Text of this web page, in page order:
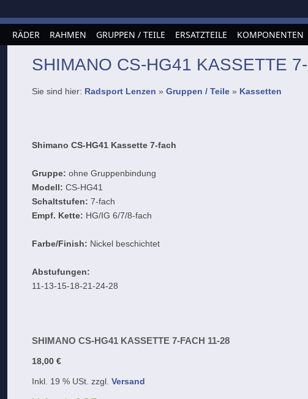
RÄDER
RAHMEN GRUPPEN / TEILE ERSATZTEILE KOMPONENTEN
SHIMANO CS-HG41 KASSETTE
Sie sind hier: Radsport Lenzen » Gruppen / Teile » Kassetten
Shimano CS-HG41 Kassette 7-fach
Gruppe: ohne Gruppenbindung
Modell: CS-HG41
Schaltstufen: 7-fach
Empf. Kette: HG/IG 6/7/8-fach
Farbe/Finish: Nickel beschichtet
Abstufungen:
11-13-15-18-21-24-28
SHIMANO CS-HG41 KASSETTE 7-FACH 11-28
18,00 €
Inkl. 19 % USt. zzgl. Versand